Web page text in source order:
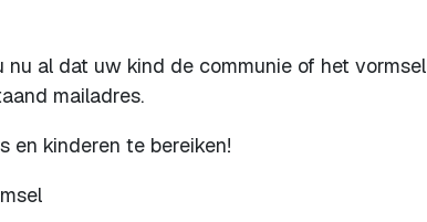
al dat uw kind de communie of het vormsel
mailadres.
en kinderen te bereiken!